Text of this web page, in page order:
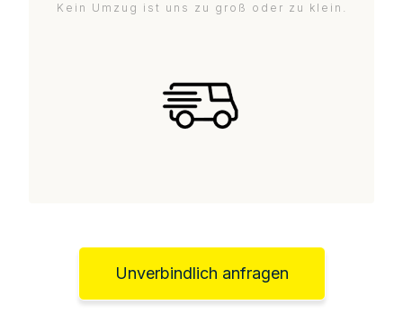
Kein Umzug ist uns zu groß oder zu klein.
Unverbindlich anfragen